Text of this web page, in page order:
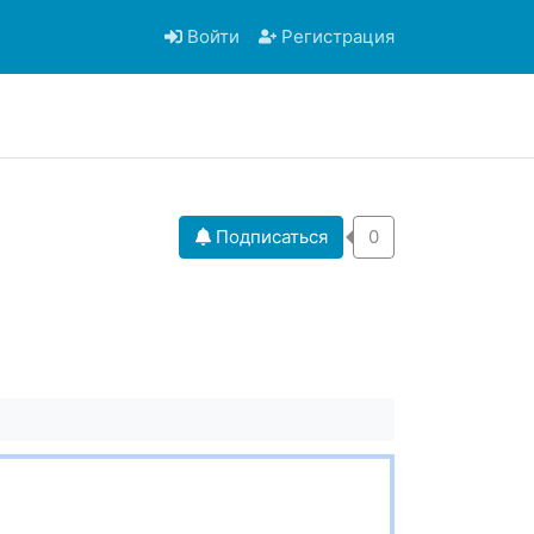
Войти Регистрация
Подписаться 0